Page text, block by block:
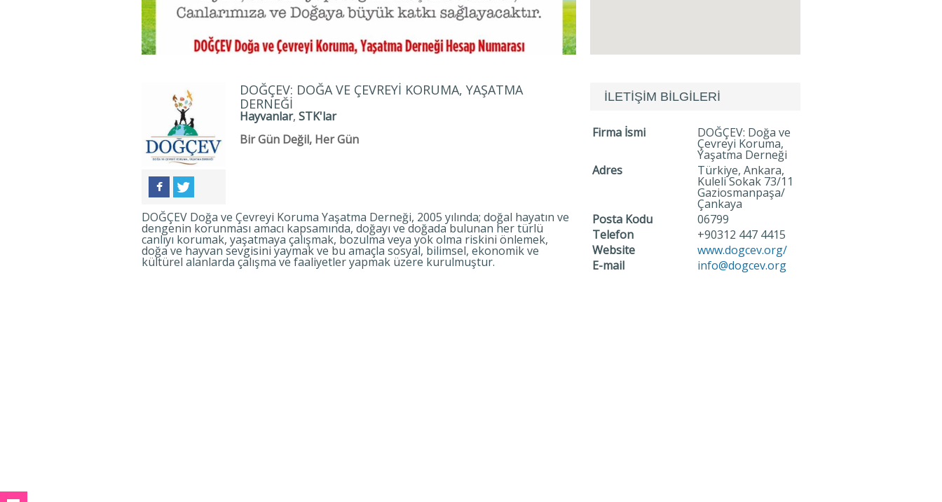
İLETİŞİM BİLGİLERİ
Firma İsmi DOĞÇEV: Doğa ve
Çevreyi Koruma,
Yaşatma Derneği
Adres
Türkiye, Ankara,
Kuleli Sokak 73/11
Gaziosmanpaşa/
Çankaya
Posta Kodu
06799
Telefon
+90312 447 4415
Website
www.dogcev.org/
E-mail
info@dogcev.org
DOĞÇEV: DOĞA VE ÇEVREYI KORUMA, YAŞATMA
DERNEĞI
Hayvanlar, STK'lar
Bir Gün Değil, Her Gün
DOĞÇEV Doğa ve Çevreyi Koruma Yaşatma Derneği, 2005 yılında; doğal hayatın ve
dengenin korunması amacı kapsamında, doğayı ve doğada bulunan her türlü
canlıyı korumak, yaşatmaya çalışmak, bozulma veya yok olma riskini önlemek,
doğa ve hayvan sevgisini yaymak ve bu amaçla sosyal, bilimsel, ekonomik ve
kültürel alanlarda çalışma ve faaliyetler yapmak üzere kurulmuştur.